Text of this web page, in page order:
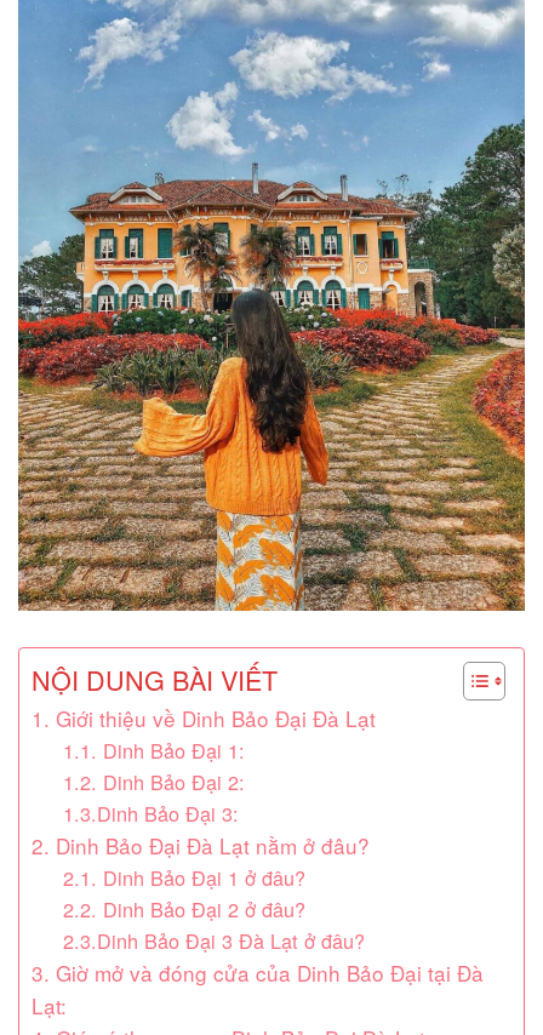
NỘI DUNG BÀI VIẾT
1. Giới thiệu về Dinh Bảo Đại Đà Lạt
1.1. Dinh Bảo Đại 1:
1.2. Dinh Bảo Đại 2:
1.3.Dinh Bảo Đại 3:
2. Dinh Bảo Đại Đà Lạt nằm ở đâu?
2.1. Dinh Bảo Đại 1 ở đâu?
2.2. Dinh Bảo Đại 2 ở đâu?
2.3.Dinh Bảo Đại 3 Đà Lạt ở đâu?
3. Giờ mở và đóng cửa của Dinh Bảo Đại tại Đà
Lạt: